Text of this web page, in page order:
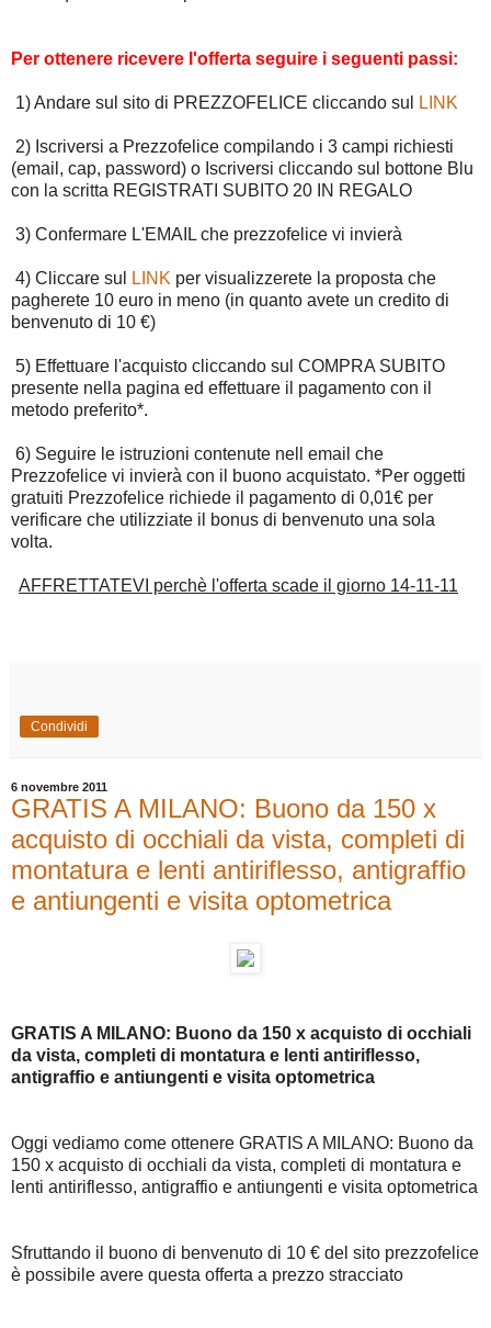
Per ottenere ricevere l'offerta seguire i seguenti passi:
1) Andare sul sito di PREZZOFELICE cliccando sul LINK
2) Iscriversi a Prezzofelice compilando i 3 campi richiesti
(email, cap, password) o Iscriversi cliccando sul bottone Blu
con la scritta REGISTRATI SUBITO 20 IN REGALO
3) Confermare L'EMAIL che prezzofelice vi invierà
4) Cliccare sul LINK per visualizzerete la proposta che
pagherete 10 euro in meno (in quanto avete un credito di
benvenuto di 10 €)
5) Effettuare l'acquisto cliccando sul COMPRA SUBITO
presente nella pagina ed effettuare il pagamento con il
metodo preferito*.
6) Seguire le istruzioni contenute nell email che
Prezzofelice vi invierà con il buono acquistato. *Per oggetti
gratuiti Prezzofelice richiede il pagamento di 0,01€ per
verificare che utilizziate il bonus di benvenuto una sola
volta.
AFFRETTATEVI perchè l'offerta scade il giorno 14-11-11
Condividi
6 novembre 2011
GRATIS A MILANO: Buono da 150 x
acquisto di occhiali da vista, completi di
montatura e lenti antiriflesso, antigraffio
e antiungenti e visita optometrica
GRATIS A MILANO: Buono da 150 x acquisto di occhiali
da vista, completi di montatura e lenti antiriflesso,
antigraffio e antiungenti e visita optometrica
Oggi vediamo come ottenere GRATIS A MILANO: Buono da
150 x acquisto di occhiali da vista, completi di montatura e
lenti antiriflesso, antigraffio e antiungenti e visita optometrica
Sfruttando il buono di benvenuto di 10 € del sito prezzofelice
è possibile avere questa offerta a prezzo stracciato